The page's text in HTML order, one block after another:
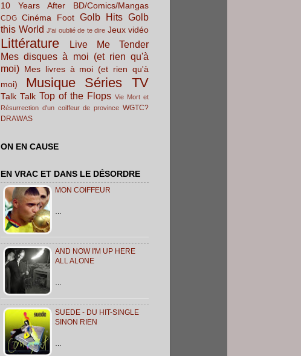
10 Years After
BD/Comics/Mangas
CDG Cinéma Foot Golb Hits Golb
this World J'ai oublié de te dire Jeux vidéo
Littérature
Live Me Tender
Mes disques à moi (et rien qu'à
moi) Mes livres à moi (et rien qu'à
moi)
Musique Séries TV
Talk Talk Top of the Flops Vie Mort et
Résurrection d'un coiffeur de province WGTC?
DRAWAS
ON EN CAUSE
EN VRAC ET DANS LE DÉSORDRE
MON COIFFEUR
AND NOW I'M UP HERE
ALL ALONE
SUEDE - DU HIT-SINGLE
SINON RIEN